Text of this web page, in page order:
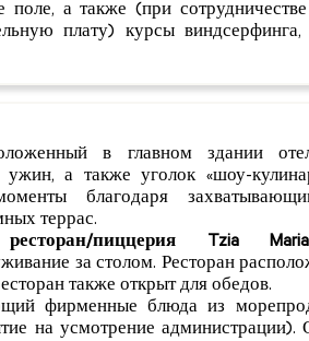
поле, а также (при
плату) курсы виндсерфинга,
в главном здании
а также уголок «шоу-
благодаря
террас.
пиццерия Tzia Maria
за столом. Ресторан
также открыт для обедов.
фирменные блюда из
на усмотрение администрации).